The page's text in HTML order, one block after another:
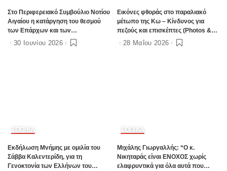
Στο Περιφερειακό Συμβούλιο Νοτίου
Αιγαίου η κατάργηση του θεσμού
των Επάρχων και των
Εντεταλμένων Περιφερειακών
30 Ιουνίου 2026
Εικόνες φθοράς στο παραλιακό
μέτωπο της Κω – Κίνδυνος για
πεζούς και επισκέπτες (Photos &
Video)
28 Μαΐου 2026
ΤΟΠΙΚΑ
Εκδήλωση Μνήμης με ομιλία του
Σάββα Καλεντερίδη, για τη
Γενοκτονία των Ελλήνων του
ΤΟΠΙΚΑ
Μιχάλης Γιωργαλλής: “Ο κ.
Νικηταράς είναι ΕΝΟΧΟΣ χωρίς
ελαφρυντικά για όλα αυτά που